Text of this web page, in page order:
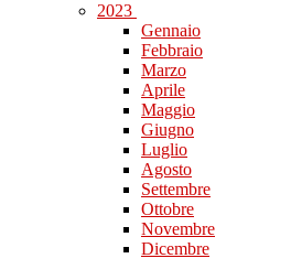
2023
Gennaio
Febbraio
Marzo
Aprile
Maggio
Giugno
Luglio
Agosto
Settembre
Ottobre
Novembre
Dicembre